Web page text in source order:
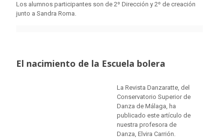
Los alumnos participantes son de 2º Dirección y 2º de creación
junto a Sandra Roma.
El nacimiento de la Escuela bolera
La Revista Danzaratte, del
Conservatorio Superior de
Danza de Málaga, ha
publicado este artículo de
nuestra profesora de
Danza, Elvira Carrión.